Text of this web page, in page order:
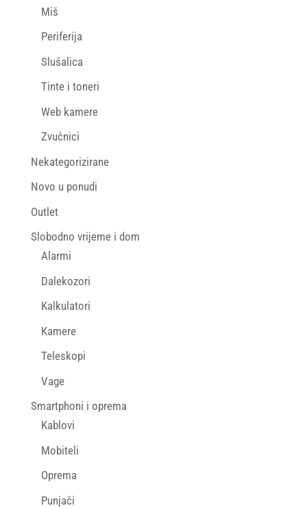
Miš
Periferija
Slušalica
Tinte i toneri
Web kamere
Zvučnici
Nekategorizirane
Novo u ponudi
Outlet
Slobodno vrijeme i dom
Alarmi
Dalekozori
Kalkulatori
Kamere
Teleskopi
Vage
Smartphoni i oprema
Kablovi
Mobiteli
Oprema
Punjači